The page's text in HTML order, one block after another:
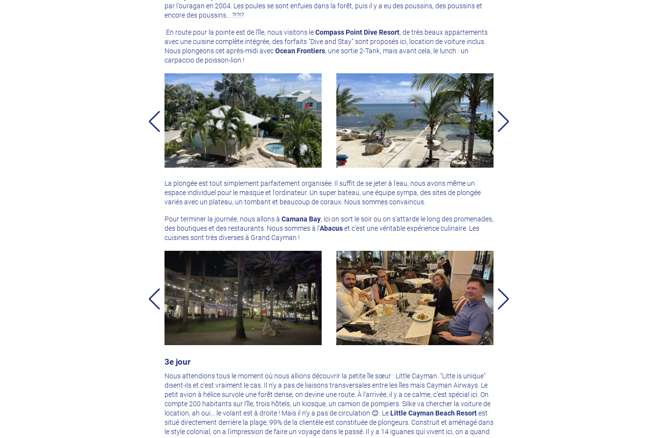
par l'ouragan en 2004. Les poules se sont enfuies dans la forêt, puis il y a eu des poussins, des poussins et
encore des poussins... ?!?!?
En route pour la pointe est de l'île, nous visitons leCompass Point Dive Resort, de très beaux appartements
avec une cuisine complète intégrée, des forfaits "Dive and Stay" sont proposés ici, location de voiture inclus.
Nous plongeons cet après-midi avecOcean Frontiers, une sortie 2-Tank, mais avant cela, le lunch : un
carpaccio de poisson-lion !
La plongée est tout simplement parfaitement organisée. Il suffit de se jeter à l'eau, nous avons même un
espace individuel pour le masque et l'ordinateur. Un super bateau, une équipe sympa, des sites de plongée
variés avec un plateau, un tombant et beaucoup de coraux. Nous sommes convaincus.
Pour terminer la journée, nous allons à Camana Bay, ici on sort le soir ou on s'attarde le long des promenades,
des boutiques et des restaurants. Nous sommes à l'Abacuset c'est une véritable expérience culinaire. Les
cuisines sont très diverses à Grand Cayman !
3e jour
Nous attendions tous le moment où nous allions découvrir la petite île sœur : Little Cayman. "Litte is unique"
disent-ils et c'est vraiment le cas. Il n'y a pas de liaisons transversales entre les îles mais Cayman Airways. Le
petit avion à hélice survole une forêt dense, on devine une route. À l'arrivée, il y a ce calme, c’est spécial ici. On
compte 200 habitants sur l'île, trois hôtels, un kiosque, un camion de pompiers. Silke va chercher la voiture de
location, ah oui... le volant est à droite ! Mais il n'y a pas de circulation 😊. LeLittle Cayman Beach Resortest
situé directement derrière la plage, 99% de la clientèle est constituée de plongeurs. Construit et aménagé dans
le style colonial, on a l'impression de faire un voyage dans le passé. Il y a 14 iguanes qui vivent ici, on a quand